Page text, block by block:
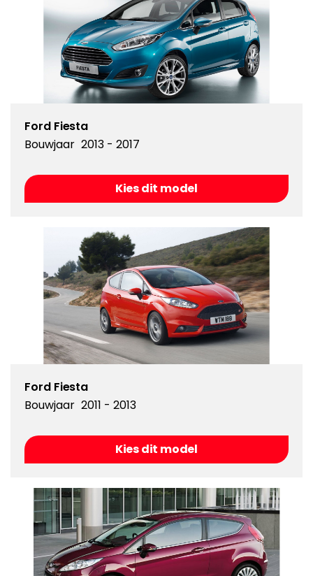
Ford Fiesta
Bouwjaar 2013 - 2017
Kies dit model
Ford Fiesta
Bouwjaar 2011 - 2013
Kies dit model